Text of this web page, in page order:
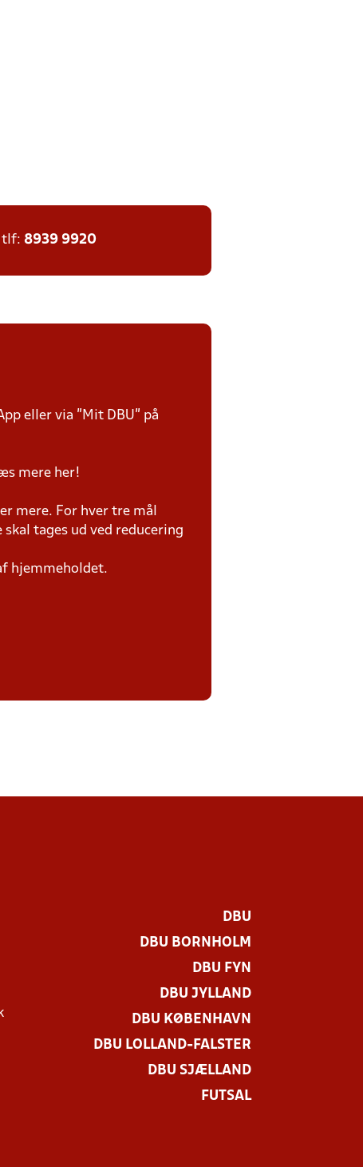
tlf: 8939 9920
eller via ”Mit DBU” på
mere her!
mere. For hver tre mål
tages ud ved reducering
hjemmeholdet.
DBU
DBU BORNHOLM
DBU FYN
DBU JYLLAND
DBU KØBENHAVN
DBU LOLLAND-FALSTER
DBU SJÆLLAND
FUTSAL